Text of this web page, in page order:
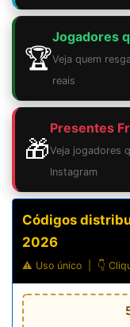
🏆
Jogadores
Veja quem
reais
🎁
Presentes
Veja jogadores
Instagram
Códigos
2026
⚠️ Uso único | 👇